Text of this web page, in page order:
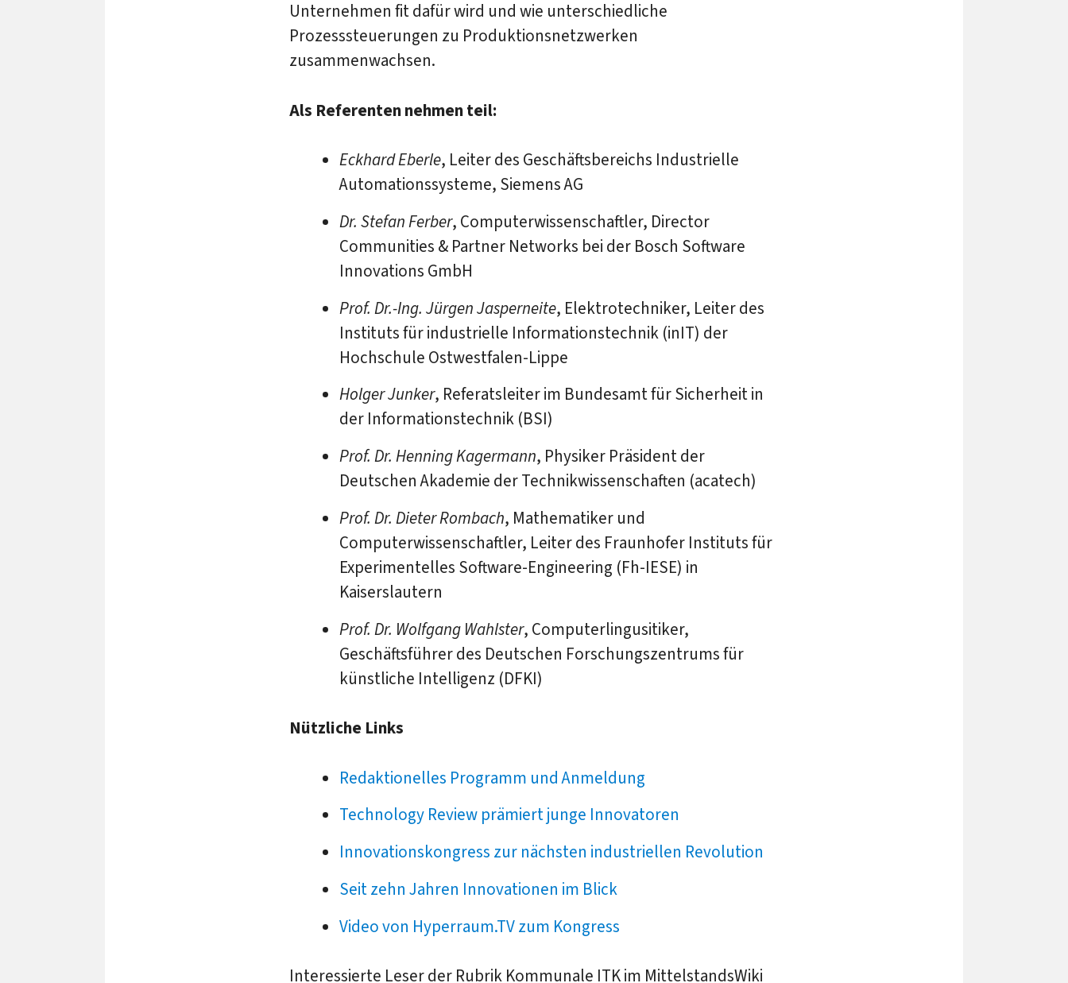
Unternehmen fit dafür wird und wie unterschiedliche
Prozesssteuerungen zu Produktionsnetzwerken
zusammenwachsen.
Als Referenten nehmen teil:
Eckhard Eberle, Leiter des Geschäftsbereichs Industrielle
Automationssysteme, Siemens AG
Dr. Stefan Ferber, Computerwissenschaftler, Director
Communities & Partner Networks bei der Bosch Software
Innovations GmbH
Prof. Dr.-Ing. Jürgen Jasperneite, Elektrotechniker, Leiter des
Instituts für industrielle Informationstechnik (inIT) der
Hochschule Ostwestfalen-Lippe
Holger Junker, Referatsleiter im Bundesamt für Sicherheit in
der Informationstechnik (BSI)
Prof. Dr. Henning Kagermann, Physiker Präsident der
Deutschen Akademie der Technikwissenschaften (acatech)
Prof. Dr. Dieter Rombach, Mathematiker und
Computerwissenschaftler, Leiter des Fraunhofer Instituts für
Experimentelles Software-Engineering (Fh-IESE) in
Kaiserslautern
Prof. Dr. Wolfgang Wahlster, Computerlingusitiker,
Geschäftsführer des Deutschen Forschungszentrums für
künstliche Intelligenz (DFKI)
Nützliche Links
Redaktionelles Programm und Anmeldung
Technology Review prämiert junge Innovatoren
Innovationskongress zur nächsten industriellen Revolution
Seit zehn Jahren Innovationen im Blick
Video von Hyperraum.TV zum Kongress
Interessierte Leser der Rubrik Kommunale ITK im MittelstandsWiki